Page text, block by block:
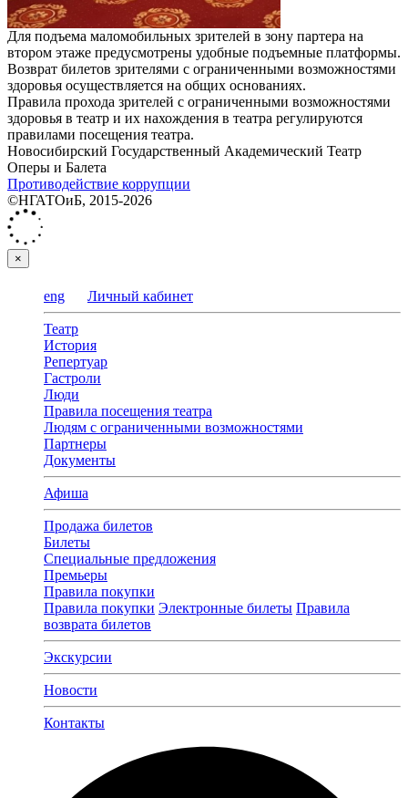
Для подъема маломобильных зрителей в зону партера на
втором этаже предусмотрены удобные подъемные платформы.
Возврат билетов зрителями с ограниченными возможностями
здоровья осуществляется на общих основаниях.
Правила прохода зрителей с ограниченными возможностями
здоровья в театр и их нахождения в театра регулируются
правилами посещения театра.
Новосибирский Государственный Академический Театр
Оперы и Балета
Противодействие коррупции
©НГАТОиБ, 2015-2026
×
eng Личный кабинет
Театр
История
Репертуар
Гастроли
Люди
Правила посещения театра
Людям с ограниченными возможностями
Партнеры
Документы
Афиша
Продажа билетов
Билеты
Специальные предложения
Премьеры
Правила покупки
Правила покупки Электронные билеты Правила
возврата билетов
Экскурсии
Новости
Контакты